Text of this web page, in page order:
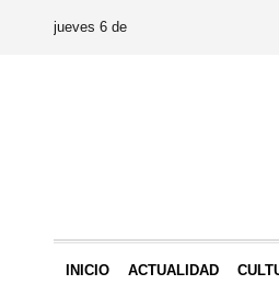
jueves 6 de
INICIO ACTUALIDAD